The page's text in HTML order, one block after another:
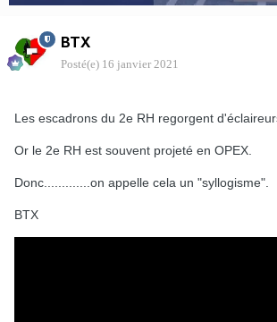
BTX
Posté(e) 16 janvier 2021
Les escadrons du 2e RH regorgent
Or le 2e RH est souvent projeté en OPEX.
Donc.............on appelle cela un "syllogisme".
BTX